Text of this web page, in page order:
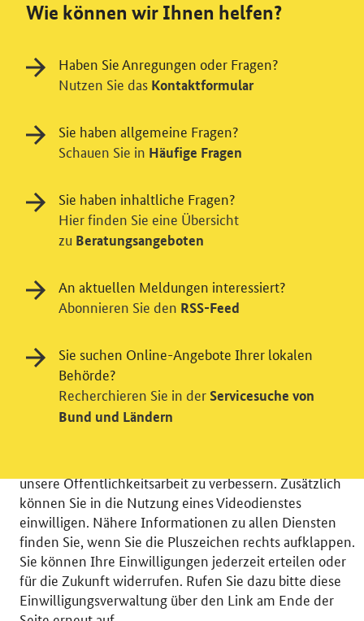
© 2026 Bundesministerium für Wirtschaft und Energie
RSS
Benutzerhinweise
Inhaltsverzeichnis
Impressum
Barrierefreiheit
Datenschutz
Einwilligung in Tracking und / oder
Videodienst
Wir bitten Sie an dieser Stelle um Ihre Einwilligung für
verschiedene Zusatzdienste unserer Webseite: Wir
unsere Öffentlichkeitsarbeit zu verbessern. Zusätzlich
können Sie in die Nutzung eines Videodienstes
einwilligen. Nähere Informationen zu allen Diensten
finden Sie, wenn Sie die Pluszeichen rechts aufklappen.
Sie können Ihre Einwilligungen jederzeit erteilen oder
für die Zukunft widerrufen. Rufen Sie dazu bitte diese
Einwilligungsverwaltung über den Link am Ende der
Wie können wir Ihnen helfen?
Haben Sie Anregungen oder Fragen?
Nutzen Sie das Kontaktformular
Sie haben allgemeine Fragen?
Schauen Sie in Häufige Fragen
Sie haben inhaltliche Fragen?
Hier finden Sie eine Übersicht
zu Beratungsangeboten
An aktuellen Meldungen interessiert?
Abonnieren Sie den RSS-Feed
Sie suchen Online-Angebote Ihrer lokalen
Behörde?
Recherchieren Sie in der Servicesuche von
Bund und Ländern